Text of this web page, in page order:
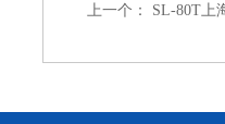
上一个： SL-80T上